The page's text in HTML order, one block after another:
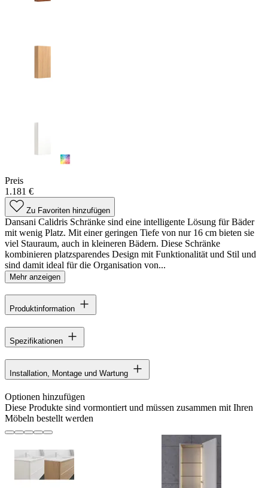
Preis
1.181 €
Zu Favoriten hinzufügen
Dansani Calidris Schränke sind eine intelligente Lösung für Bäder
mit wenig Platz. Mit einer geringen Tiefe von nur 16 cm bieten sie
viel Stauraum, auch in kleineren Bädern. Diese Schränke
kombinieren platzsparendes Design mit Funktionalität und Stil und
sind damit ideal für die Organisation von...
Mehr anzeigen
Produktinformation
Spezifikationen
Installation, Montage und Wartung
Optionen hinzufügen
Diese Produkte sind vormontiert und müssen zusammen mit Ihren
Möbeln bestellt werden